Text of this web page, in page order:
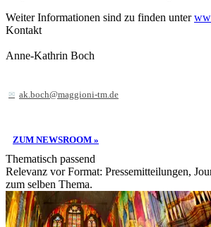
Weiter Informationen sind zu finden unter
Kontakt
Anne-Kathrin Boch
ak.boch@maggioni-tm.de
ZUM NEWSROOM »
Thematisch passend
Relevanz vor Format: Pressemitteilungen,
zum selben Thema.